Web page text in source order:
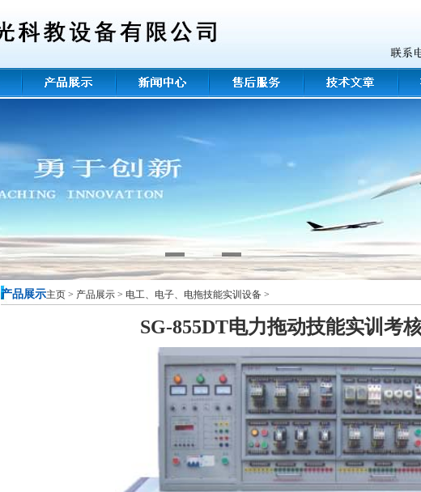
产品展示主页 > 产品展示 > 电工、电子、电拖技能实训设备 >
SG-855DT电力拖动技能实训考